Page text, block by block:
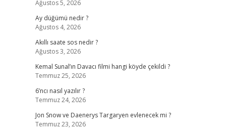
Ağustos 5, 2026
Ay düğümü nedir ?
Ağustos 4, 2026
Akıllı saate sos nedir ?
Ağustos 3, 2026
Kemal Sunal’ın Davacı filmi hangi köyde çekildi ?
Temmuz 25, 2026
6’ncı nasıl yazılır ?
Temmuz 24, 2026
Jon Snow ve Daenerys Targaryen evlenecek mi ?
Temmuz 23, 2026